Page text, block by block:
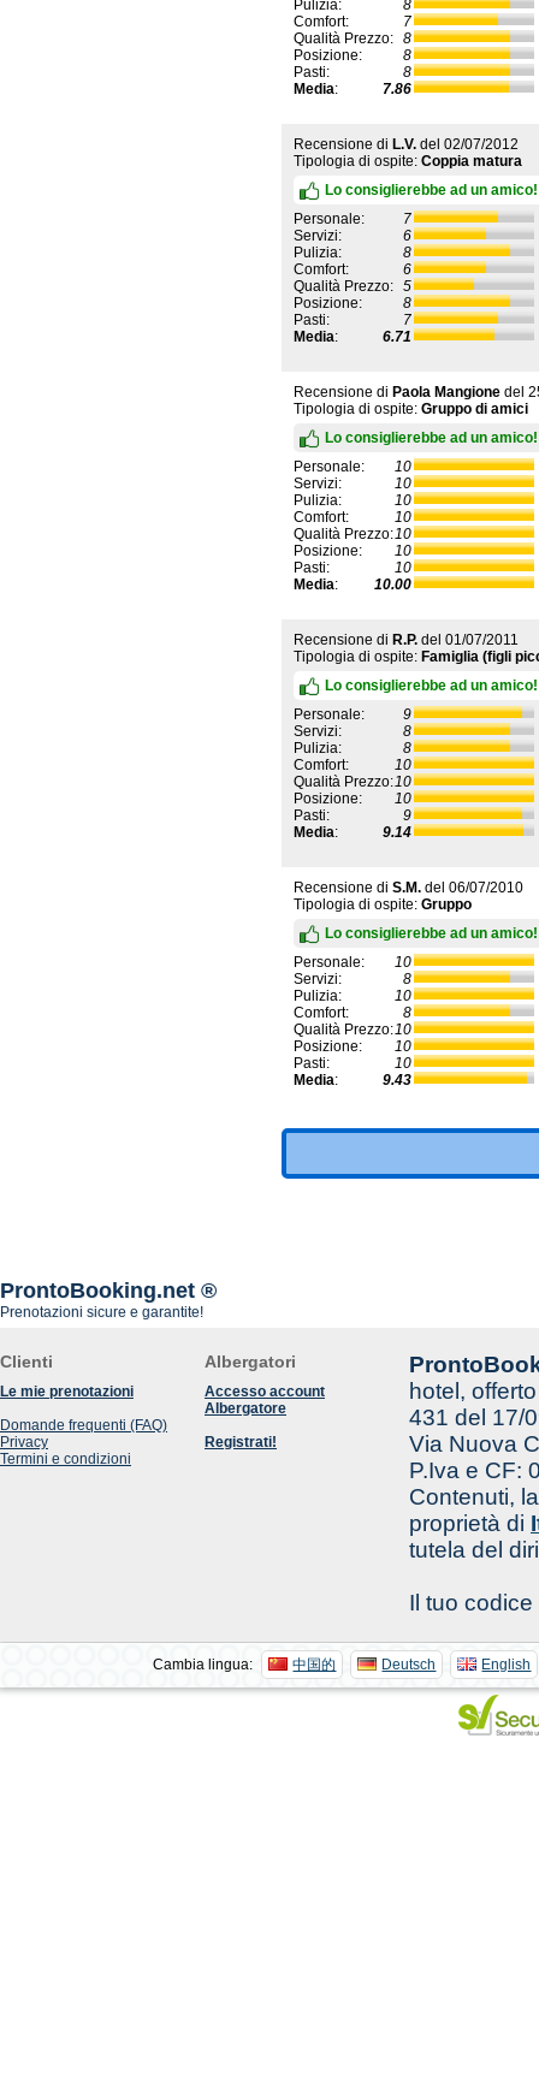
Pulizia:
8
Comfort:
7
Qualità Prezzo: 8
Posizione:
8
Pasti:
8
Media: 7.86
Recensione di L.V. del 02/07/2012
Tipologia di ospite: Coppia matura
Lo consiglierebbe ad un amico!
Personale:
7
Servizi:
6
Pulizia:
8
Comfort:
6
Qualità Prezzo: 5
Posizione:
8
Pasti:
7
Media: 6.71
Recensione di Paola Mangione del
Tipologia di ospite: Gruppo di amici
Lo consiglierebbe ad un amico!
Personale:
10
Servizi:
10
Pulizia:
10
Comfort:
10
Qualità Prezzo:10
Posizione:
10
Pasti:
10
Media: 10.00
Recensione di R.P. del 01/07/2011
Tipologia di ospite: Famiglia (figli
Lo consiglierebbe ad un amico!
Personale:
9
Servizi:
8
Pulizia:
8
Comfort:
10
Qualità Prezzo:10
Posizione:
10
Pasti:
9
Media: 9.14
Recensione di S.M. del 06/07/2010
Tipologia di ospite: Gruppo
Lo consiglierebbe ad un amico!
Personale:
10
Servizi:
8
Pulizia:
10
Comfort:
8
Qualità Prezzo:10
Posizione:
10
Pasti:
10
Media: 9.43
ProntoBooking.net ®
Prenotazioni sicure e garantite!
Clienti
Le mie prenotazioni
Domande frequenti (FAQ)
Privacy
Termini e condizioni
Albergatori
Accesso account
Albergatore
Registrati!
hotel,
431 del 17/
Via Nuova
P.Iva e CF:
Contenuti,
proprietà di
tutela del
Il tuo
Cambia lingua: 中国的 Deutsch English